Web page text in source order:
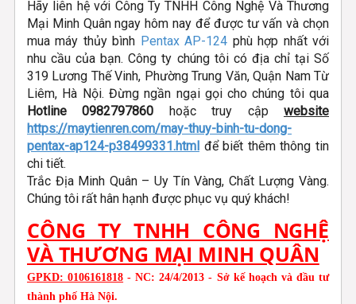
Hãy liên hệ với Công Ty TNHH Công Nghệ Và Thương
Mại Minh Quân ngay hôm nay để được tư vấn và chọn
mua máy thủy bình Pentax AP-124 phù hợp nhất với
nhu cầu của bạn. Công ty chúng tôi có địa chỉ tại Số
319 Lương Thế Vinh, Phường Trung Văn, Quận Nam Từ
Liêm, Hà Nội. Đừng ngần ngại gọi cho chúng tôi qua
Hotline 0982797860 hoặc truy cậpwebsite
https://maytienren.com/may-thuy-binh-tu-dong-
pentax-ap124-p38499331.html để biết thêm thông tin
chi tiết.
Trắc Địa Minh Quân – Uy Tín Vàng, Chất Lượng Vàng.
Chúng tôi rất hân hạnh được phục vụ quý khách!
CÔNG TY TNHH CÔNG NGHỆ
VÀ THƯƠNG MẠI MINH QUÂN
GPKD: 0106161818 - NC: 24/4/2013 - Sở kế hoạch và đầu tư
thành phố Hà Nội.